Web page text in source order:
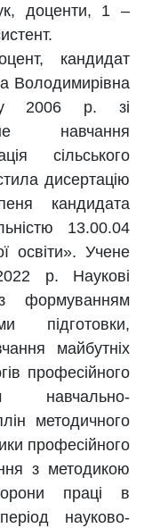
доценти, 1 –
кандидат
Володимирівна
2006 р. зі
навчання
сільського
дисертацію
кандидата
13.00.04
освіти». Учене
р. Наукові
формуванням
підготовки,
майбутніх
професійного
навчально-
методичного
професійного
з методикою
праці в
науково-